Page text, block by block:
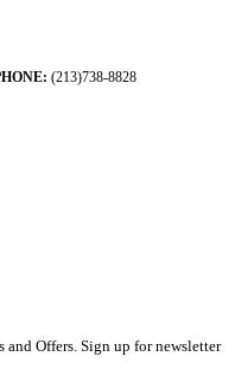
(213)738-8828
Offers. Sign up for newsletter